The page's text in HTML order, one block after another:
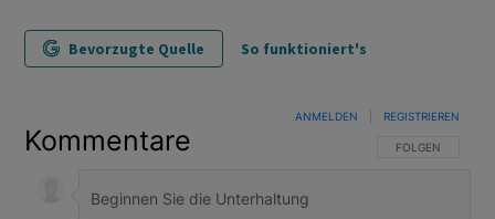
Bevorzugte Quelle So funktioniert's
Kommentare FOLGE DIESER
FOLGEN
ANMELDEN REGISTRIEREN